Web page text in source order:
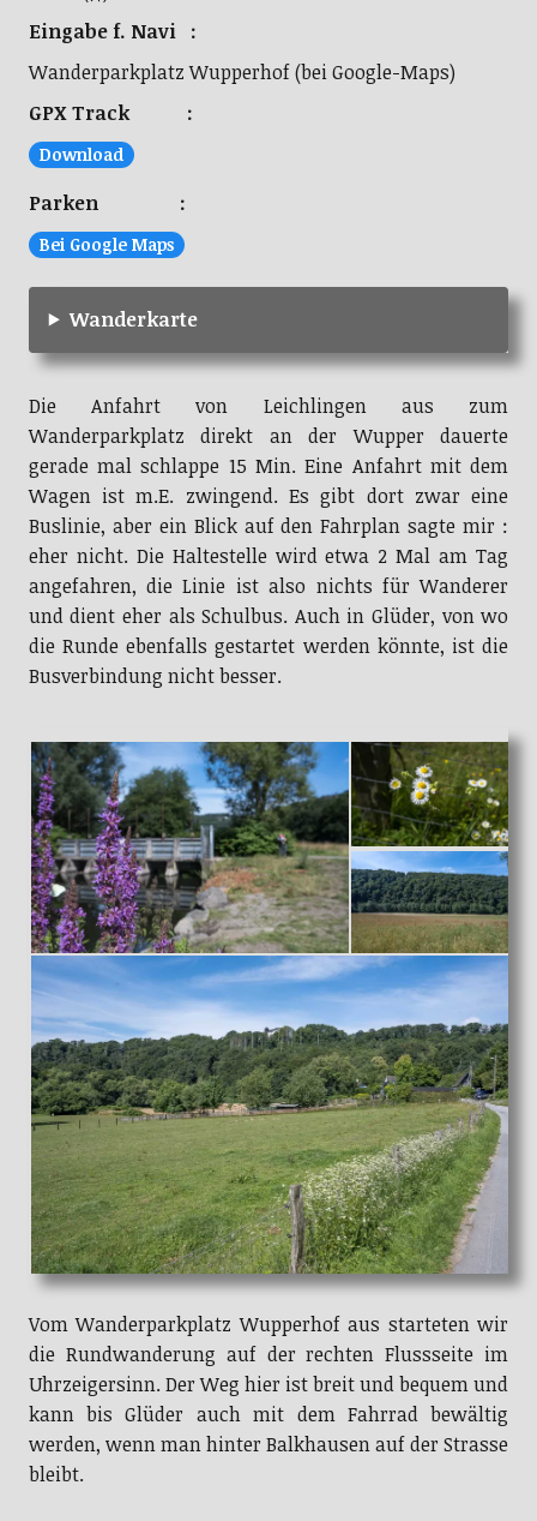
Eingabe f. Navi :
Wanderparkplatz Wupperhof (bei Google-Maps)
GPX Track :
Download
Parken :
Bei Google Maps
Wanderkarte
Die Anfahrt von Leichlingen aus zum
Wanderparkplatz direkt an der Wupper dauerte
gerade mal schlappe 15 Min. Eine Anfahrt mit dem
Wagen ist m.E. zwingend. Es gibt dort zwar eine
Buslinie, aber ein Blick auf den Fahrplan sagte mir :
eher nicht. Die Haltestelle wird etwa 2 Mal am Tag
angefahren, die Linie ist also nichts für Wanderer
und dient eher als Schulbus. Auch in Glüder, von wo
die Runde ebenfalls gestartet werden könnte, ist die
Busverbindung nicht besser.
Vom Wanderparkplatz Wupperhof aus starteten wir
die Rundwanderung auf der rechten Flussseite im
Uhrzeigersinn. Der Weg hier ist breit und bequem und
kann bis Glüder auch mit dem Fahrrad bewältig
werden, wenn man hinter Balkhausen auf der Strasse
bleibt.